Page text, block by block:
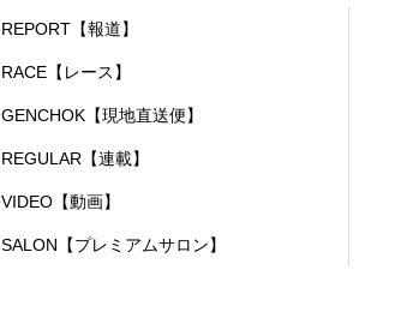
REPORT【報道】
RACE【レース】
GENCHOK【現地直送便】
REGULAR【連載】
VIDEO【動画】
SALON【プレミアムサロン】